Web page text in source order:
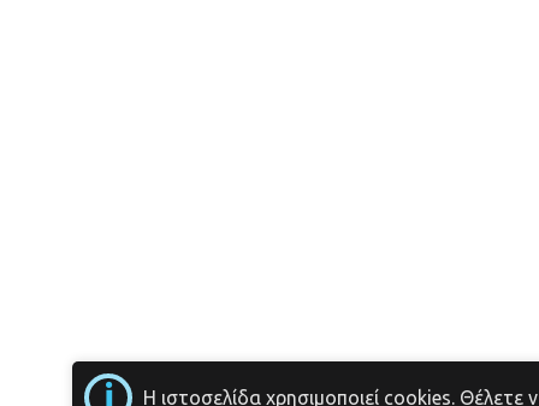
i Η ιστοσελίδα χρησιμοποιεί cookies. Θέλετε